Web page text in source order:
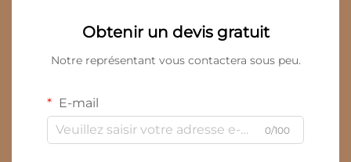
Obtenir un devis gratuit
Notre représentant vous contactera sous peu.
E-mail
0/100